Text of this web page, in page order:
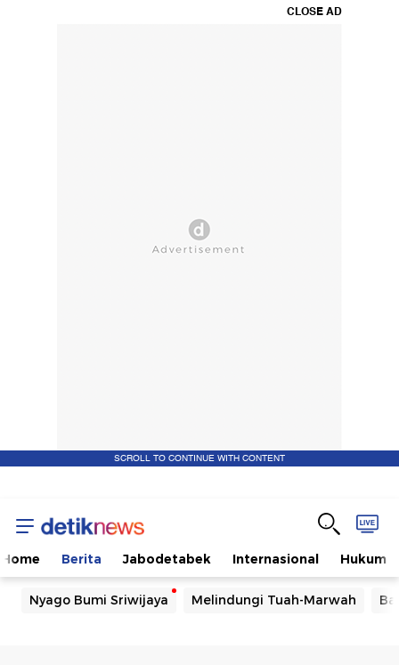
CLOSE AD
SCROLL TO CONTINUE WITH CONTENT
Home Berita Jabodetabek Internasional Hukum
Nyago Bumi Sriwijaya Melindungi Tuah-Marwah